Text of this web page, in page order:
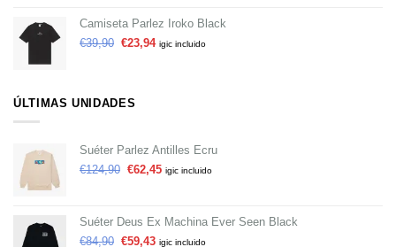
Camiseta Parlez Iroko Black
€39,90 €23,94 igic incluido
ÚLTIMAS UNIDADES
Suéter Parlez Antilles Ecru
€124,90 €62,45 igic incluido
Suéter Deus Ex Machina Ever Seen Black
€84,90 €59,43 igic incluido